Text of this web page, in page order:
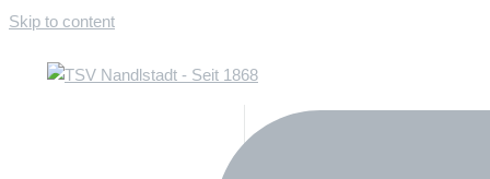
Skip to content